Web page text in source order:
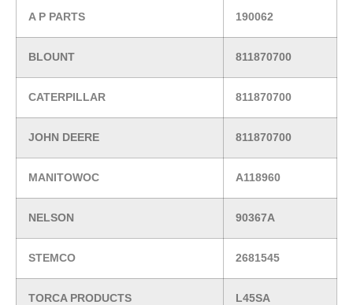
A P PARTS 190062
BLOUNT 811870700
CATERPILLAR 811870700
JOHN DEERE 811870700
MANITOWOC A118960
NELSON 90367A
STEMCO 2681545
TORCA PRODUCTS L45SA